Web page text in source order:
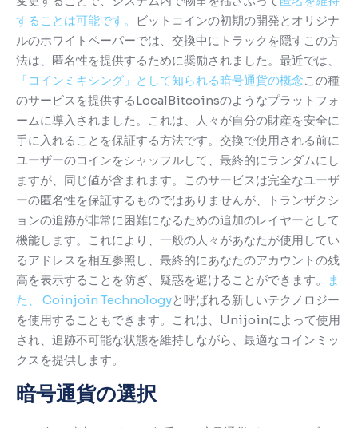
することは可能です。
ビットコインの初期の開発とオリジナ
ルのホワイトペーパーでは、交換中にトラックを隠すこの方
法は、匿名性を提供するために奨励されました。 最近では、
「コインミキシング」として知られる暗号通貨の概念この種
のサービスを提供するLocalBitcoinsのようなプラットフォ
ームに導入されました。
これは、人々が自分の財産を安全に
手に入れることを保証する方法です。 交換で使用される前に
ユーザーのコインをシャッフルして、最終的にランダムにし
ますが、同じ値が含まれます。
このサービスは完全なユーザ
ーの匿名性を保証するものではありませんが、トランザクシ
ョンの追跡が非常に困難になるための追加のレイヤーとして
機能します。
これにより、一般の人々があなたが使用してい
るアドレスを相互参照し、最終的にあなたのアカウントの残
高を表示することを防ぎ、疑惑を避けることができます。
ま
た、 Coinjoin Technologyと呼ばれる新しいテクノロジー
を使用することもできます。これは、Unijoinによって使用
され、追跡不可能な状態を維持しながら、最適なコインミッ
クスを提供します。
暗号通貨の選択